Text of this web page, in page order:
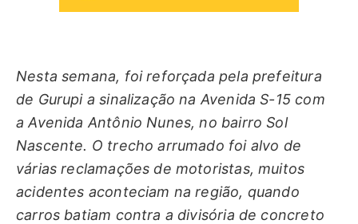
Nesta semana, foi reforçada pela prefeitura
de Gurupi a sinalização na Avenida S-15 com
a Avenida Antônio Nunes, no bairro Sol
Nascente. O trecho arrumado foi alvo de
várias reclamações de motoristas, muitos
acidentes aconteciam na região, quando
carros batiam contra a divisória de concreto